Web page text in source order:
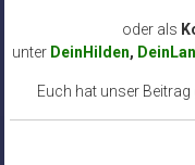
oder als
unter DeinHilden,
Euch hat unser Beitrag